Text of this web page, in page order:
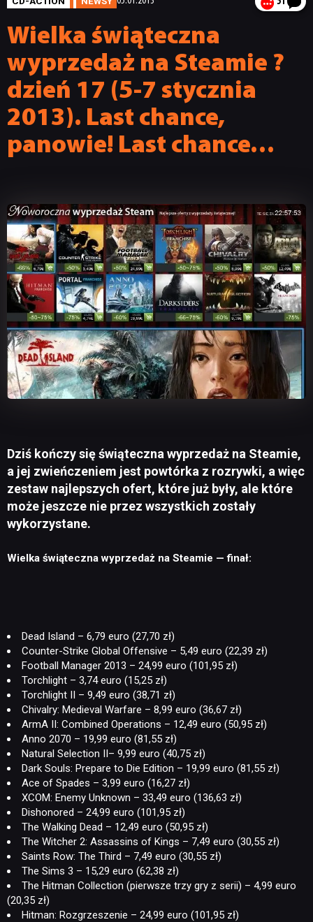
Wielka świąteczna
wyprzedaż na Steamie ?
dzień 17 (5-7 stycznia
2013). Last chance,
panowie! Last chance…
Dziś kończy się świąteczna wyprzedaż na Steamie,
a jej zwieńczeniem jest powtórka z rozrywki, a więc
zestaw najlepszych ofert, które już były, ale które
może jeszcze nie przez wszystkich zostały
wykorzystane.
Wielka świąteczna wyprzedaż na Steamie — finał:
Dead Island – 6,79 euro (27,70 zł)
Counter-Strike Global Offensive – 5,49 euro (22,39 zł)
Football Manager 2013 – 24,99 euro (101,95 zł)
Torchlight – 3,74 euro (15,25 zł)
Torchlight II – 9,49 euro (38,71 zł)
Chivalry: Medieval Warfare – 8,99 euro (36,67 zł)
ArmA II: Combined Operations – 12,49 euro (50,95 zł)
Anno 2070 – 19,99 euro (81,55 zł)
Natural Selection II– 9,99 euro (40,75 zł)
Dark Souls: Prepare to Die Edition – 19,99 euro (81,55 zł)
Ace of Spades – 3,99 euro (16,27 zł)
XCOM: Enemy Unknown – 33,49 euro (136,63 zł)
Dishonored – 24,99 euro (101,95 zł)
The Walking Dead – 12,49 euro (50,95 zł)
The Witcher 2: Assassins of Kings – 7,49 euro (30,55 zł)
Saints Row: The Third – 7,49 euro (30,55 zł)
The Sims 3 – 15,29 euro (62,38 zł)
The Hitman Collection (pierwsze trzy gry z serii) – 4,99 euro
(20,35 zł)
Hitman: Rozgrzeszenie – 24,99 euro (101,95 zł)